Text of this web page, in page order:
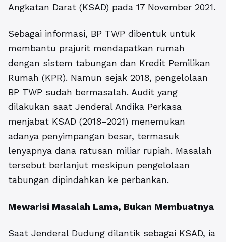
Angkatan Darat (KSAD) pada 17 November 2021.
Sebagai informasi, BP TWP dibentuk untuk
membantu prajurit mendapatkan rumah
dengan sistem tabungan dan Kredit Pemilikan
Rumah (KPR). Namun sejak 2018, pengelolaan
BP TWP sudah bermasalah. Audit yang
dilakukan saat Jenderal Andika Perkasa
menjabat KSAD (2018–2021) menemukan
adanya penyimpangan besar, termasuk
lenyapnya dana ratusan miliar rupiah. Masalah
tersebut berlanjut meskipun pengelolaan
tabungan dipindahkan ke perbankan.
Mewarisi Masalah Lama, Bukan Membuatnya
Saat Jenderal Dudung dilantik sebagai KSAD, ia